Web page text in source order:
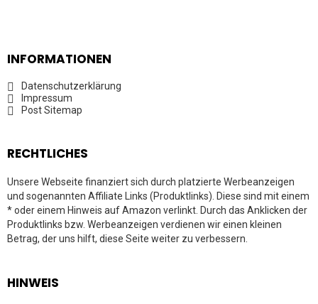
INFORMATIONEN
Datenschutzerklärung
Impressum
Post Sitemap
RECHTLICHES
Unsere Webseite finanziert sich durch platzierte Werbeanzeigen
und sogenannten Affiliate Links (Produktlinks). Diese sind mit einem
* oder einem Hinweis auf Amazon verlinkt. Durch das Anklicken der
Produktlinks bzw. Werbeanzeigen verdienen wir einen kleinen
Betrag, der uns hilft, diese Seite weiter zu verbessern.
HINWEIS